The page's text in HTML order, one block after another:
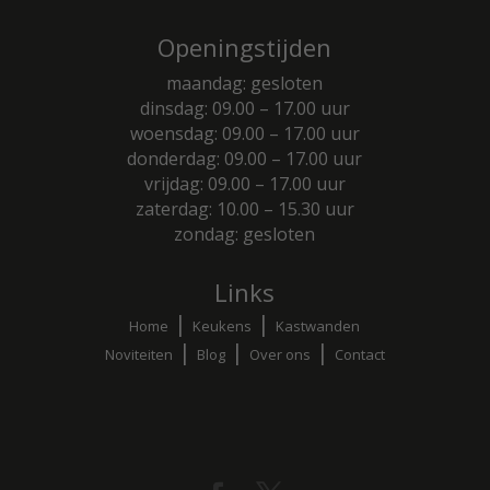
Openingstijden
maandag: gesloten
dinsdag: 09.00 – 17.00 uur
woensdag: 09.00 – 17.00 uur
donderdag: 09.00 – 17.00 uur
vrijdag: 09.00 – 17.00 uur
zaterdag: 10.00 – 15.30 uur
zondag: gesloten
Links
Home | Keukens |
Kastwanden
Noviteiten
| Blog| Over ons | Contact